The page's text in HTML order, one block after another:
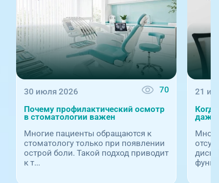
30 июля 2026 70
Почему профилактический осмотр
в стоматологии важен
Многие пациенты обращаются к
стоматологу только при появлении
острой боли. Такой подход приводит
к т...
21
даже